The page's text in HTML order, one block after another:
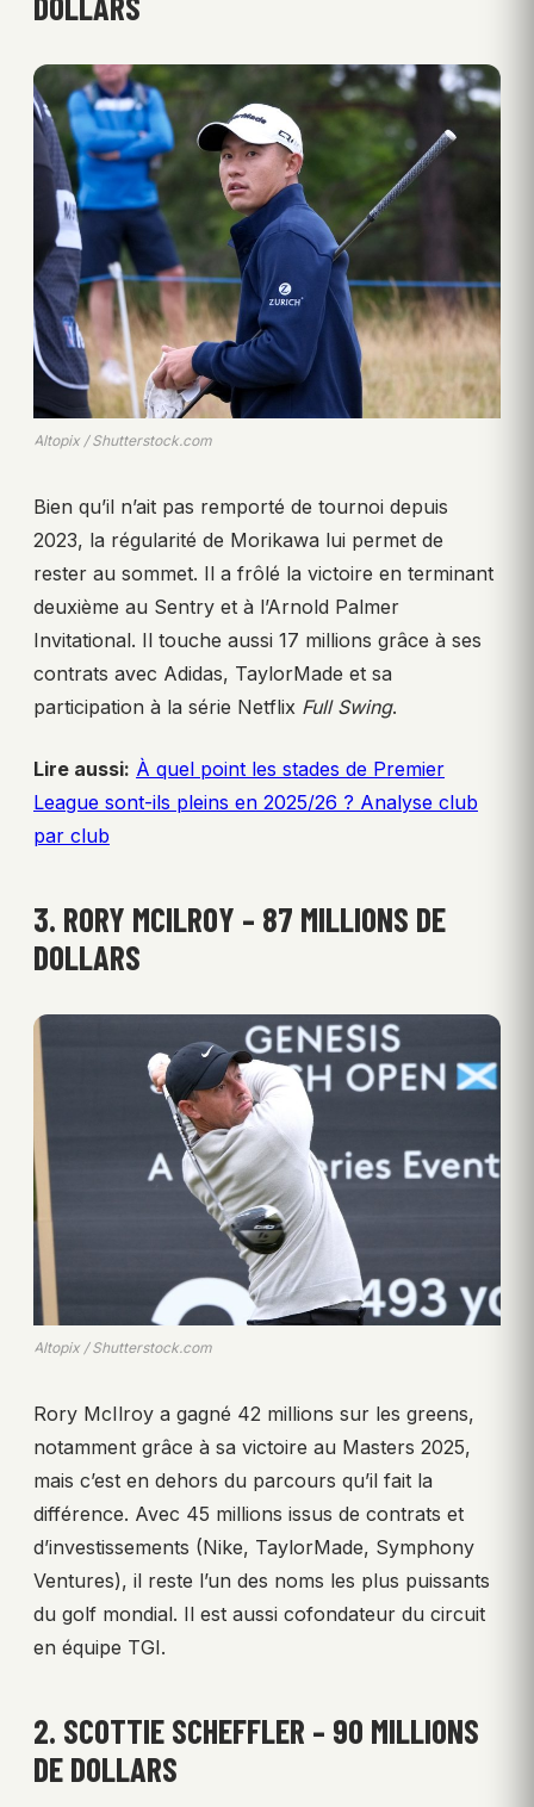
Altopix / Shutterstock.com
Bien qu’il n’ait pas remporté de tournoi depuis
2023, la régularité de Morikawa lui permet de
rester au sommet. Il a frôlé la victoire en terminant
deuxième au Sentry et à l’Arnold Palmer
Invitational. Il touche aussi 17 millions grâce à ses
contrats avec Adidas, TaylorMade et sa
participation à la série Netflix Full Swing.
Lire aussi: À quel point les stades de Premier
League sont-ils pleins en 2025/26 ? Analyse club
par club
3. RORY MCILROY – 87 MILLIONS DE
DOLLARS
Altopix / Shutterstock.com
Rory McIlroy a gagné 42 millions sur les greens,
notamment grâce à sa victoire au Masters 2025,
mais c’est en dehors du parcours qu’il fait la
différence. Avec 45 millions issus de contrats et
d’investissements (Nike, TaylorMade, Symphony
Ventures), il reste l’un des noms les plus puissants
du golf mondial. Il est aussi cofondateur du circuit
en équipe TGI.
2. SCOTTIE SCHEFFLER – 90 MILLIONS
DE DOLLARS